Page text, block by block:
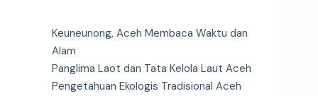
Keuneunong, Aceh Membaca Waktu dan
Alam
Panglima Laot dan Tata Kelola Laut Aceh
Pengetahuan Ekologis Tradisional Aceh